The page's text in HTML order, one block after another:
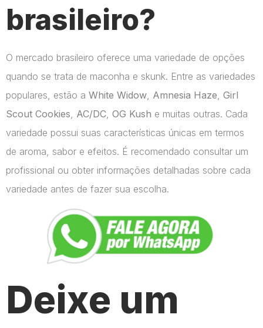
brasileiro?
O mercado brasileiro oferece uma variedade de opções
quando se trata de maconha e skunk. Entre as variedades
populares, estão a White Widow Amnesia Haze Girl
Scout Cookies AC/DC OG Kush e muitas outras. Cada
variedade possui suas características únicas em termos
de aroma, sabor e efeitos. É recomendado consultar um
profissional ou obter informações detalhadas sobre cada
variedade antes de fazer sua escolha.
Deixe um